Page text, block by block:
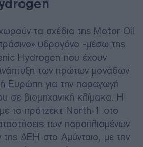
τα σχέδια της Motor Oil
υδρογόνο -μέσω της
Hydrogen που έχουν
των πρώτων μονάδων
Ευρώπη για την παραγωγή
σε βιομηχανική κλίμακα. Η
το πρότζεκτ North-1 στο
των παροπλισμένων
της ΔΕΗ στο Αμύνταιο, με την